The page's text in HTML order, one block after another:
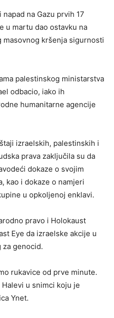
na Gazu prvih 17
u martu dao ostavku na
masovnog kršenja sigurnosti
palestinskog ministarstva
odbacio, iako ih
humanitarne agencije
izraelskih, palestinskih i
prava zaključila su da
dokaze o svojim
kao i dokaze o namjeri
u opkoljenoj enklavi.
pravo i Holokaust
Eye da izraelske akcije u
za genocid.
rukavice od prve minute.
u snimci koju je
Ynet.